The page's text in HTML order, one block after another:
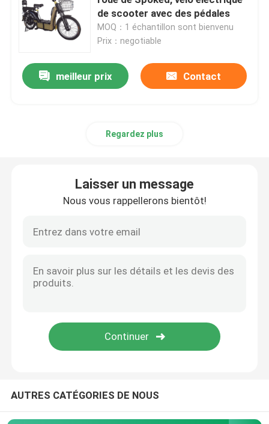
scooter d'équilibre électrique
Scooter électrique de pédale
Scooter électrique de long terme
Mini Car électrique
de scooter avec des pédales
MOQ：1 échantillon sont bienvenu
Prix：negotiable
meilleur prix Contact
Regardez plus
Laisser un message
Nous vous rappellerons bientôt!
AUTRES CATÉGORIES DE NOUS